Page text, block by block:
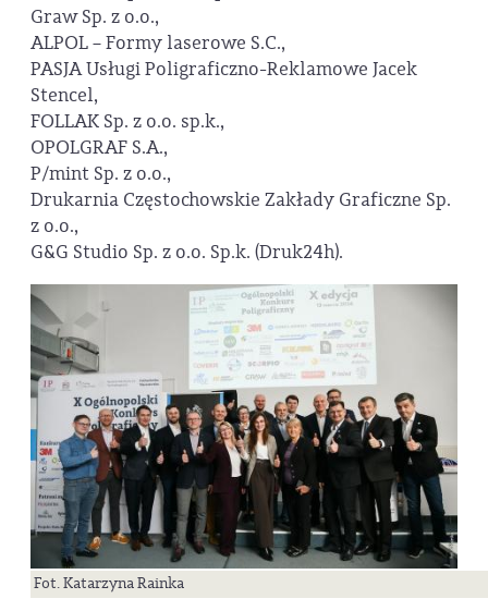
Graw Sp. z o.o.,
ALPOL – Formy laserowe S.C.,
PASJA Usługi Poligraficzno-Reklamowe Jacek
Stencel,
FOLLAK Sp. z o.o. sp.k.,
OPOLGRAF S.A.,
P/mint Sp. z o.o.,
Drukarnia Częstochowskie Zakłady Graficzne Sp.
z o.o.,
G&G Studio Sp. z o.o. Sp.k. (Druk24h).
Fot. Katarzyna Rainka